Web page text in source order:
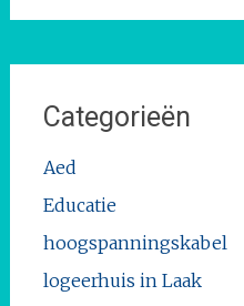
Categorieën
Aed
Educatie
hoogspanningskabel
logeerhuis in Laak